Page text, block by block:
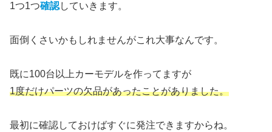
1つ1つ確認していきます。
面倒くさいかもしれませんがこれ大事なんです。
既に100台以上カーモデルを作ってますが
1度だけパーツの欠品があったことがありました。
最初に確認しておけばすぐに発注できますからね。